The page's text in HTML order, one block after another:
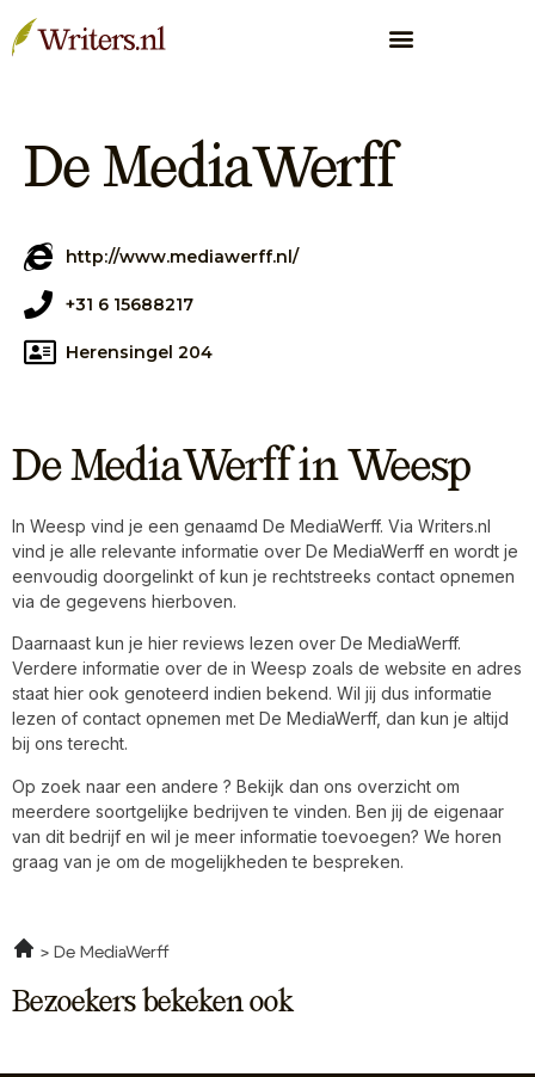
De MediaWerff
http://www.mediawerff.nl/
+31 6 15688217
Herensingel 204
De MediaWerff in Weesp
In Weesp vind je een genaamd De MediaWerff. Via Writers.nl
vind je alle relevante informatie over De MediaWerff en wordt je
eenvoudig doorgelinkt of kun je rechtstreeks contact opnemen
via de gegevens hierboven.
Daarnaast kun je hier reviews lezen over De MediaWerff.
Verdere informatie over de in Weesp zoals de website en adres
staat hier ook genoteerd indien bekend. Wil jij dus informatie
lezen of contact opnemen met De MediaWerff, dan kun je altijd
bij ons terecht.
Op zoek naar een andere ? Bekijk dan ons overzicht om
meerdere soortgelijke bedrijven te vinden. Ben jij de eigenaar
van dit bedrijf en wil je meer informatie toevoegen? We horen
graag van je om de mogelijkheden te bespreken.
De MediaWerff
Bezoekers bekeken ook